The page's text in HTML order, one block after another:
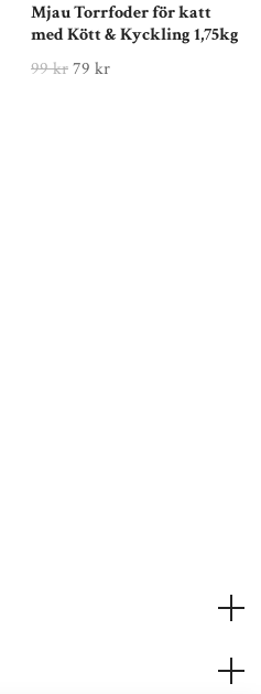
Mjau Torrfoder för katt
med Kött & Kyckling 1,75kg
99 kr79 kr